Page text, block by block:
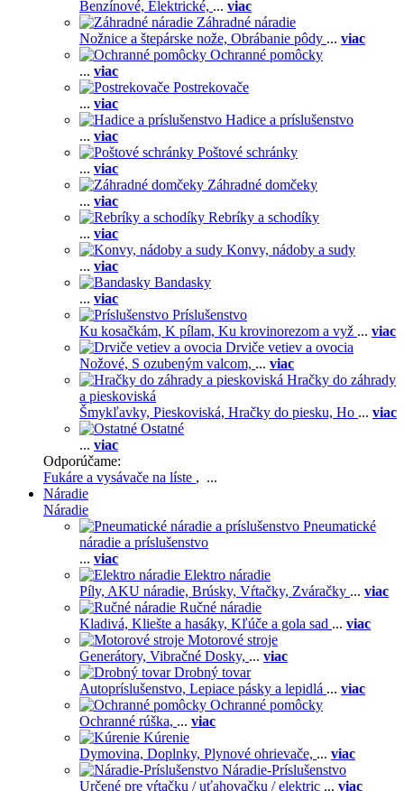
Benzínové, Elektrické, ... viac
Záhradné náradie
Nožnice a štepárske nože, Obrábanie pôdy ... viac
Ochranné pomôcky
... viac
Postrekovače
... viac
Hadice a príslušenstvo
... viac
Poštové schránky
... viac
Záhradné domčeky
... viac
Rebríky a schodíky
... viac
Konvy, nádoby a sudy
... viac
Bandasky
... viac
Príslušenstvo
Ku kosačkám, K pílam, Ku krovinorezom a vyž ... viac
Drviče vetiev a ovocia
Nožové, S ozubeným valcom, ... viac
Hračky do záhrady
a pieskoviská
Šmykľavky, Pieskoviská, Hračky do piesku, Ho ... viac
Ostatné
... viac
Odporúčame:
Fukáre a vysávače na líste , ...
Náradie
Náradie
Pneumatické
náradie a príslušenstvo
... viac
Elektro náradie
Píly, AKU náradie, Brúsky, Vŕtačky, Zváračky ... viac
Ručné náradie
Kladivá, Kliešte a hasáky, Kľúče a gola sad ... viac
Motorové stroje
Generátory, Vibračné Dosky, ... viac
Drobný tovar
Autopríslušenstvo, Lepiace pásky a lepidlá ... viac
Ochranné pomôcky
Ochranné rúška, ... viac
Kúrenie
Dymovina, Doplnky, Plynové ohrievače, ... viac
Náradie-Príslušenstvo
Určené pre vŕtačku / uťahovačku / elektric ... viac